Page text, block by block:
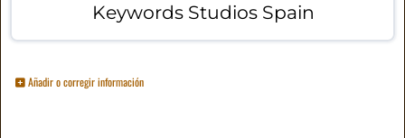
Keywords Studios Spain
Añadir o corregir información